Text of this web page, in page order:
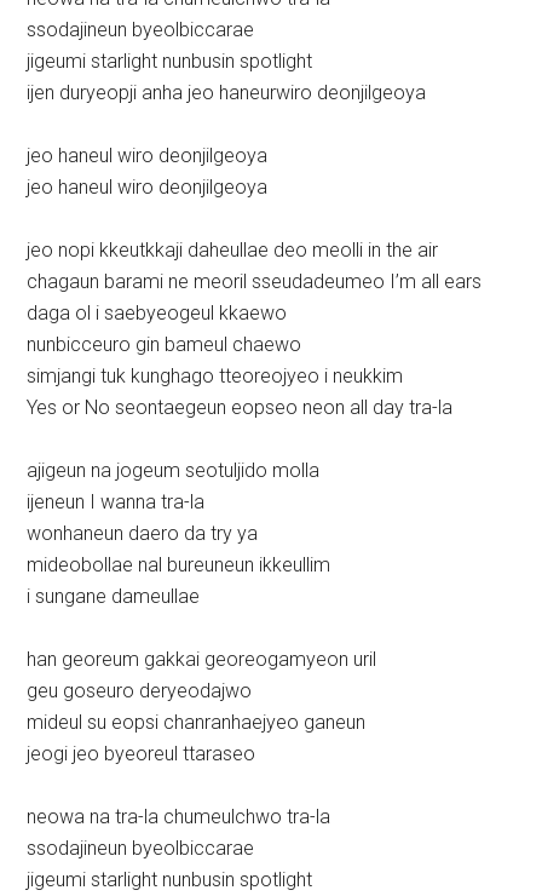
ssodajineun byeolbiccarae
jigeumi starlight nunbusin spotlight
ijen duryeopji anha jeo haneurwiro deonjilgeoya
jeo haneul wiro deonjilgeoya
jeo haneul wiro deonjilgeoya
jeo nopi kkeutkkaji daheullae deo meolli in the air
chagaun barami ne meoril sseudadeumeo I’m all ears
daga ol i saebyeogeul kkaewo
nunbicceuro gin bameul chaewo
simjangi tuk kunghago tteoreojyeo i neukkim
Yes or No seontaegeun eopseo neon all day tra-la
ajigeun na jogeum seotuljido molla
ijeneun I wanna tra-la
wonhaneun daero da try ya
mideobollae nal bureuneun ikkeullim
i sungane dameullae
han georeum gakkai georeogamyeon uril
geu goseuro deryeodajwo
mideul su eopsi chanranhaejyeo ganeun
jeogi jeo byeoreul ttaraseo
neowa na tra-la chumeulchwo tra-la
ssodajineun byeolbiccarae
jigeumi starlight nunbusin spotlight